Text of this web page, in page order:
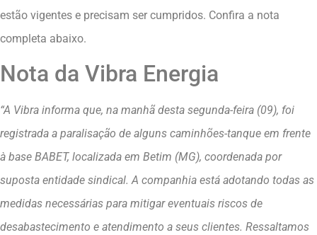
estão vigentes e precisam ser cumpridos. Confira a nota
completa abaixo.
Nota da Vibra Energia
“A Vibra informa que, na manhã desta segunda-feira (09), foi
registrada a paralisação de alguns caminhões-tanque em frente
à base BABET, localizada em Betim (MG), coordenada por
suposta entidade sindical. A companhia está adotando todas as
medidas necessárias para mitigar eventuais riscos de
desabastecimento e atendimento a seus clientes. Ressaltamos